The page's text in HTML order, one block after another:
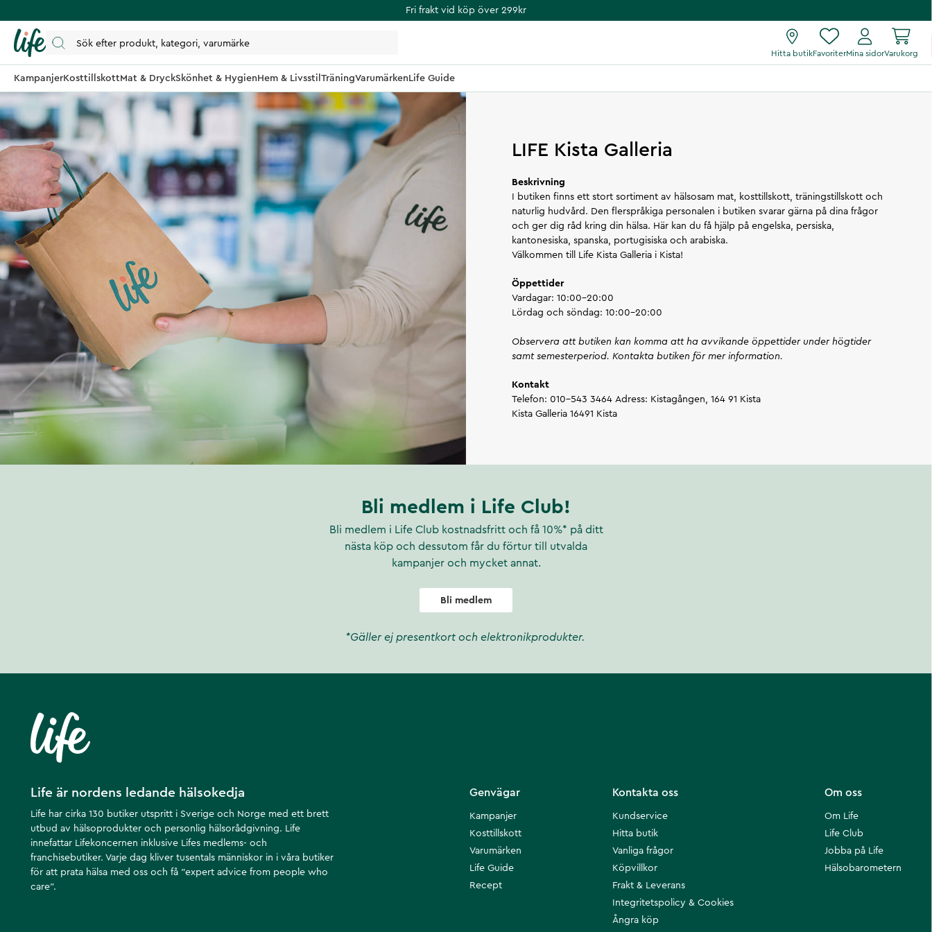
Fri frakt vid köp över 299kr
Hitta butikFavoriterMina sidorVarukorg
KampanjerKosttillskottMat & DryckSkönhet & HygienHem & Livsstil TräningVarumärkenLife Guide
Vägbeskrivning
LIFE Kista Galleria
Beskrivning
I butiken finns ett stort sortiment av hälsosam mat, kosttillskott, träningstillskott och
naturlig hudvård. Den flerspråkiga personalen i butiken svarar gärna på dina frågor
och ger dig råd kring din hälsa. Här kan du få hjälp på engelska, persiska,
kantonesiska, spanska, portugisiska och arabiska.
Välkommen till Life Kista Galleria i Kista!
Öppettider
Vardagar: 10:00-20:00
Lördag och söndag: 10:00-20:00
Observera att butiken kan komma att ha avvikande öppettider under högtider
samt semesterperiod. Kontakta butiken för mer information.
Kontakt
Telefon: 010-543 3464 Adress: Kistagången, 164 91 Kista
Kista Galleria 16491 Kista
Bli medlem i Life Club!
Bli medlem i Life Club kostnadsfritt och få 10%* på ditt
nästa köp och dessutom får du förtur till utvalda
kampanjer och mycket annat.
Bli medlem
*Gäller ej presentkort och elektronikprodukter.
Life är nordens ledande hälsokedja
Life har cirka 130 butiker utspritt i Sverige och Norge med ett brett
utbud av hälsoprodukter och personlig hälsorådgivning. Life
innefattar Lifekoncernen inklusive Lifes medlems- och
franchisebutiker. Varje dag kliver tusentals människor in i våra butiker
för att prata hälsa med oss och få ”expert advice from people who
care”.
Om oss
Om Life
Life Club
Jobba på Life
Hälsobarometern
Kontakta oss
Kundservice
Hitta butik
Vanliga frågor
Köpvillkor
Frakt & Leverans
Integritetspolicy & Cookies
Ångra köp
Genvägar
Kampanjer
Kosttillskott
Varumärken
Life Guide
Recept